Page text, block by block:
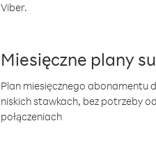
Viber.
Miesięczne plany
Plan miesięcznego abonamentu
niskich stawkach, bez potrzeby
połączeniach